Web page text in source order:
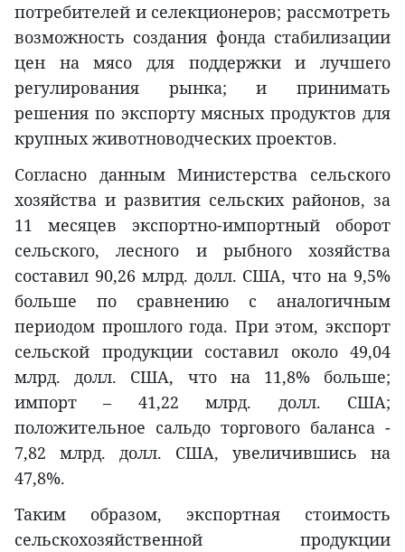
потребителей и селекционеров; рассмотреть
возможность создания фонда стабилизации
цен на мясо для поддержки и лучшего
регулирования рынка; и принимать
решения по экспорту мясных продуктов для
крупных животноводческих проектов.
Согласно данным Министерства сельского
хозяйства и развития сельских районов, за
11 месяцев экспортно-импортный оборот
сельского, лесного и рыбного хозяйства
составил 90,26 млрд. долл. США, что на 9,5%
больше по сравнению с аналогичным
периодом прошлого года. При этом, экспорт
сельской продукции составил около 49,04
млрд. долл. США, что на 11,8% больше;
импорт – 41,22 млрд. долл. США;
положительное сальдо торгового баланса -
7,82 млрд. долл. США, увеличившись на
47,8%.
Таким образом, экспортная стоимость
сельскохозяйственной продукции